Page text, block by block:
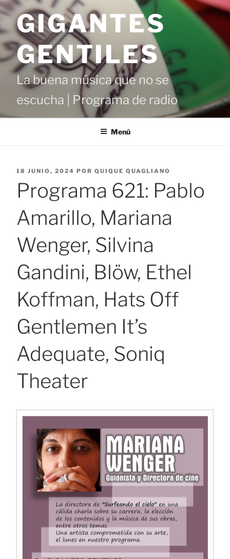
Saltar
contenido
GIGANTES
GENTILES
La buena música que no se
escucha | Programa de radio
Menú
PUBLICADO
18 JUNIO, 2024 POR QUIQUE QUAGLIANO
Programa 621: Pablo
Amarillo, Mariana
Wenger, Silvina
Gandini, Blöw, Ethel
Koffman, Hats Off
Gentlemen It’s
Adequate, Soniq
Theater